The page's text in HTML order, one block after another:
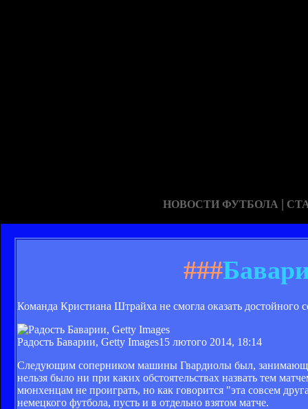
НОВОСТИ ФУТБОЛА |
###
Команда Кристиана Штрайха не смогла оказать достойного
Радость Баварии, Getty Images15 лютого 2014, 18:14
Следующим соперником машины Гвардиолы был,
нельзя было ни при каких обстоятельствах назвать тем
мюнхенцам не проиграть, но как говорится "эта совсем
немецкого футбола, пусть и в отдельно взятом матче.